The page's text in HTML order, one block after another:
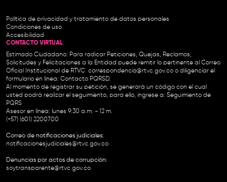
Política de privacidad y tratamiento de datos personales
Condiciones de uso
Accesibilidad
CONTACTO VIRTUAL
Estimado Ciudadano: Para radicar Peticiones, Quejas, Reclamos,
Solicitudes y Felicitaciones a la Entidad puede remitir lo pertinente al Correo
Oficial Institucional de RTVC correspondencia@rtvc.gov.co o diligenciar el
formulario en línea: Contacto PQRSD.
Al momento de registrar su petición, se generará un código con el cual
usted podrá realizar el seguimiento, para ello, ingrese a: Seguimiento de
PQRS
Asesor en línea: lunes 9:30 a.m. - 12 m.
(+57) (601) 2200700
Correo de notificaciones judiciales:
notificacionesjudiciales@rtvc.gov.co
Denuncias por actos de corrupción:
soytransparente@rtvc.gov.co